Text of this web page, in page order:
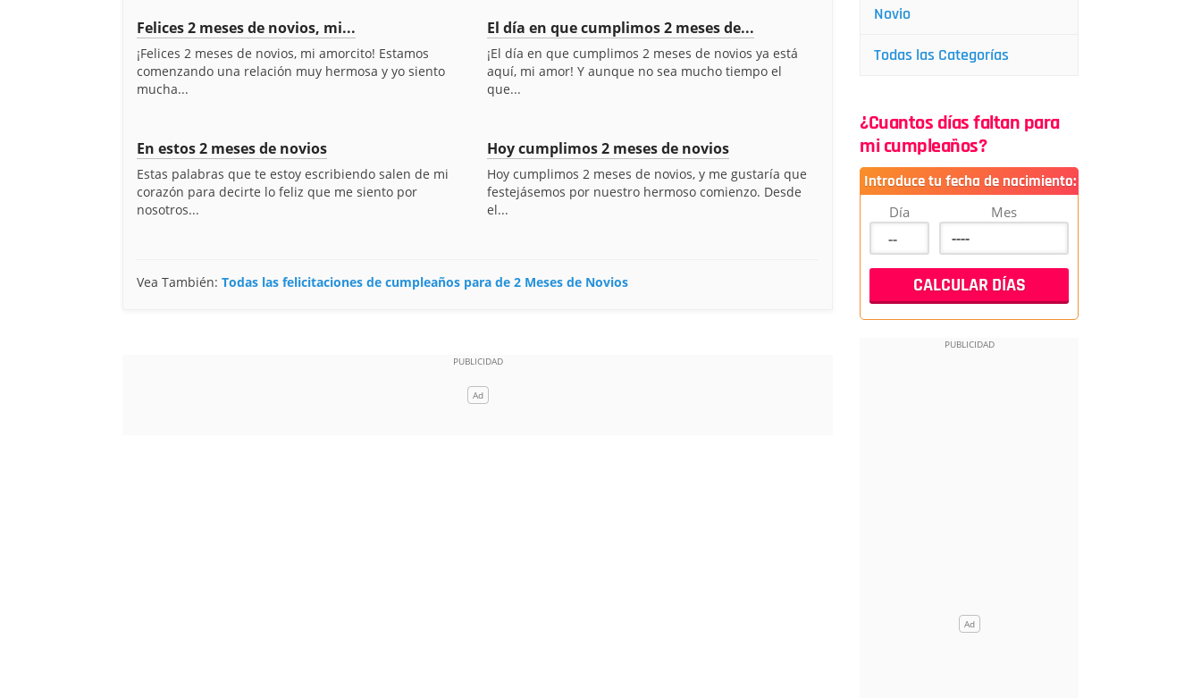
Felices 2 meses de novios, mi...
¡Felices 2 meses de novios, mi amorcito! Estamos
comenzando una relación muy hermosa y yo siento
mucha...
El día en que cumplimos 2 meses de...
¡El día en que cumplimos 2 meses de novios ya está
aquí, mi amor! Y aunque no sea mucho tiempo el
que...
En estos 2 meses de novios
Estas palabras que te estoy escribiendo salen de mi
corazón para decirte lo feliz que me siento por
nosotros...
Hoy cumplimos 2 meses de novios
Hoy cumplimos 2 meses de novios, y me gustaría que
festejásemos por nuestro hermoso comienzo. Desde
el...
Vea También: Todas las felicitaciones de cumpleaños para de 2 Meses de Novios
Novio
Todas las Categorías
¿Cuantos días faltan para
mi cumpleaños?
Introduce tu fecha de nacimiento:
Día Mes